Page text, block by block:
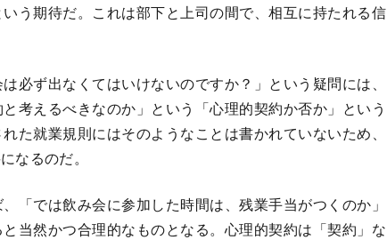
う期待だ。これは部下と上司の間で、相互に持たれる信
必ず出なくてはいけないのですか？」という疑問には、
考えるべきなのか」という「心理的契約か否か」という
た就業規則にはそのようなことは書かれていないため、
なるのだ。
「では飲み会に参加した時間は、残業手当がつくのか」
当然かつ合理的なものとなる。心理的契約は「契約」な